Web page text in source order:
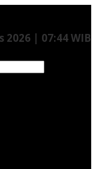
2026 | 07:44 WIB